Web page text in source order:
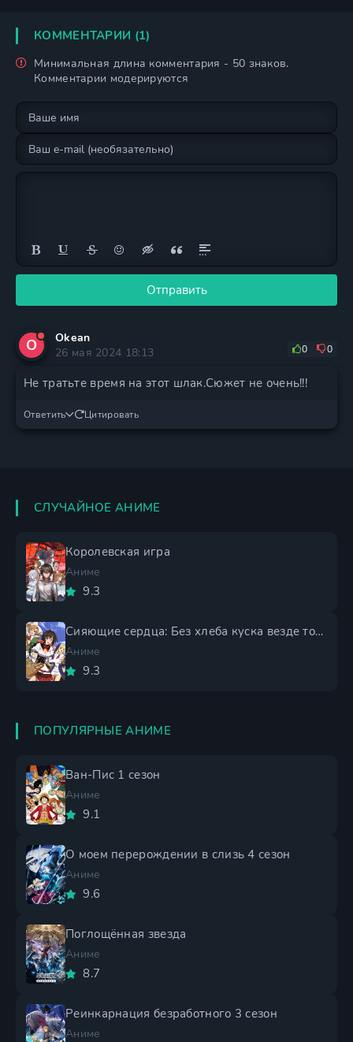
КОММЕНТАРИИ (1)
Минимальная длина комментария - 50 знаков.
Комментарии модерируются
Отправить
O
Okean
26 мая 2024 18:13
0 0
Не тратьте время на этот шлак.Сюжет не очень!!!
Ответить Цитировать
СЛУЧАЙНОЕ АНИМЕ
Королевская игра
Аниме
9.3
Сияющие сердца: Без хлеба куска везде тоска
Аниме
9.3
ПОПУЛЯРНЫЕ АНИМЕ
Ван-Пис 1 сезон
Аниме
9.1
О моем перерождении в слизь 4 сезон
Аниме
9.6
Поглощённая звезда
Аниме
8.7
Реинкарнация безработного 3 сезон
Аниме